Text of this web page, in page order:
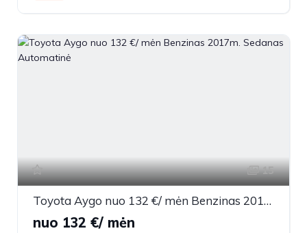
15
Toyota Aygo nuo 132 €/ mėn Benzinas 2017m. Sedanas Automatinė
nuo 132 €/ mėn